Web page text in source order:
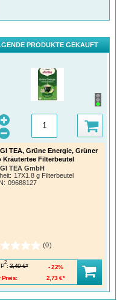
PRODUKTE GEKAUFT
TEA, Grüne Energie, Grüner
Kräutertee Filterbeutel
TEA GmbH
17X1.8 g Filterbeutel
: 09688127
(0)
2
: 3,49 €*
Preis:
2,73 €*
22%